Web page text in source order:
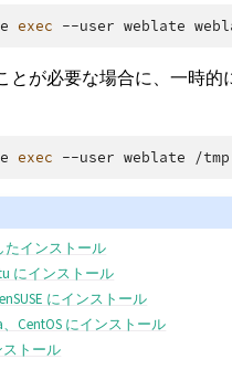
exec --user weblate
とが必要な場合に、一時的
exec --user weblate /
たインストール
にインストール
にインストール
、CentOS にインストール
ストール